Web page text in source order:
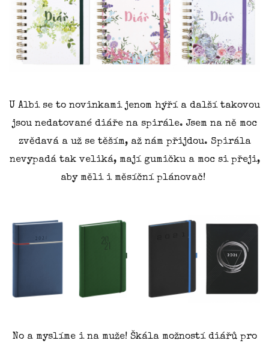
U Albi se to novinkami jenom hýří a další takovou
jsou nedatované diáře na spirále. Jsem na ně moc
zvědavá a už se těším, až nám přijdou. Spirála
nevypadá tak veliká, mají gumičku a moc si přeji,
aby měli i měsíční plánovač!
No a myslíme i na muže! Škála možností diářů pro